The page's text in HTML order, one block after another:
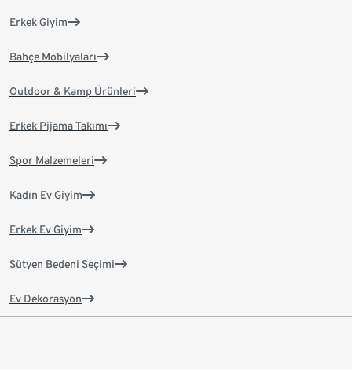
Erkek Giyim
Bahçe Mobilyaları
Outdoor & Kamp Ürünleri
Erkek Pijama Takımı
Spor Malzemeleri
Kadın Ev Giyim
Erkek Ev Giyim
Sütyen Bedeni Seçimi
Ev Dekorasyon